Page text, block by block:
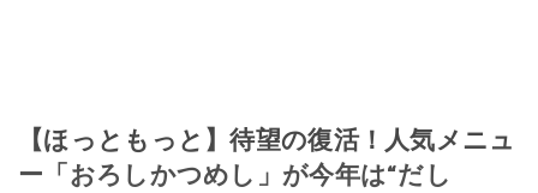
【ほっともっと】待望の復活！人気メニュ
ー「おろしかつめし」が今年は“だし